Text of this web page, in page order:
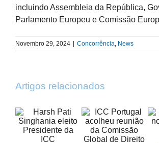
incluindo Assembleia da República,
Parlamento Europeu e Comissão
Novembro 29, 2024 | Concorrência, News
Artigos relacionados